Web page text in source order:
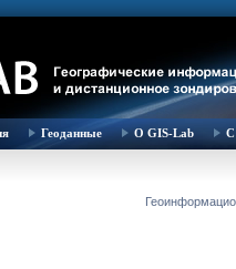
Геоданные О GIS-Lab С